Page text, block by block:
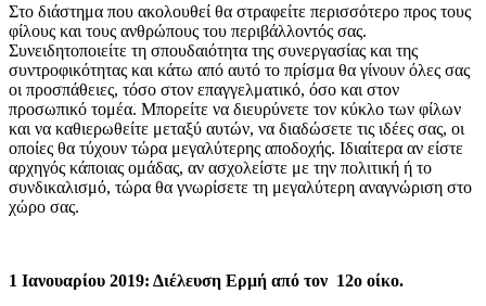
Στο διάστημα που ακολουθεί θα στραφείτε περισσότερο προς τους
φίλους και τους ανθρώπους του περιβάλλοντός σας.
Συνειδητοποιείτε τη σπουδαιότητα της συνεργασίας και της
συντροφικότητας και κάτω από αυτό το πρίσμα θα γίνουν όλες σας
οι προσπάθειες, τόσο στον επαγγελματικό, όσο και στον
προσωπικό τομέα. Μπορείτε να διευρύνετε τον κύκλο των φίλων
και να καθιερωθείτε μεταξύ αυτών, να διαδώσετε τις ιδέες σας, οι
οποίες θα τύχουν τώρα μεγαλύτερης αποδοχής. Ιδιαίτερα αν είστε
αρχηγός κάποιας ομάδας, αν ασχολείστε με την πολιτική ή το
συνδικαλισμό, τώρα θα γνωρίσετε τη μεγαλύτερη αναγνώριση στο
χώρο σας.
1 Ιανουαρίου 2019: Διέλευση Ερμή από τον 12ο οίκο.